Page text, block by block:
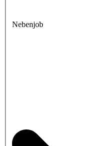
Nebenjob